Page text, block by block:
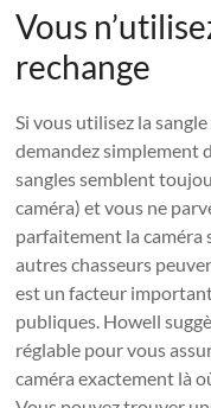
Vous
rechange
Si vous utilisez la
demandez simplement
sangles semblent
caméra) et vous ne
parfaitement la caméra
autres chasseurs
est un facteur
publiques. Howell
réglable pour vous
caméra exactement là